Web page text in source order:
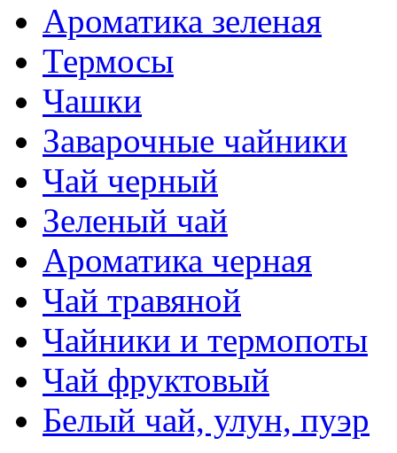
Ароматика зеленая
Термосы
Чашки
Заварочные чайники
Чай черный
Зеленый чай
Ароматика черная
Чай травяной
Чайники и термопоты
Чай фруктовый
Белый чай, улун, пуэр